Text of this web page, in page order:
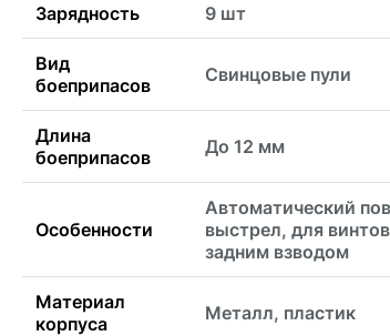
Зарядность 9 шт
Вид
боеприпасов
Свинцовые пули
Длина
боеприпасов
До 12 мм
Особенности
Автоматический
выстрел, для
задним взводом
Материал
корпуса
Металл, пластик